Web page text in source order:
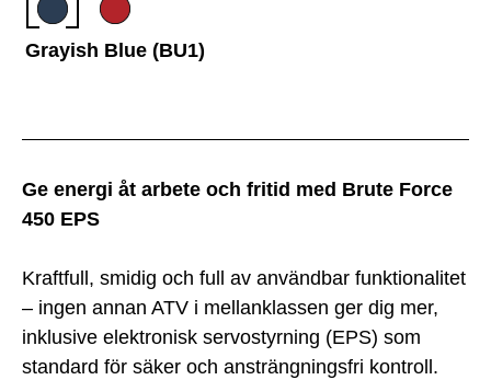
Ge energi åt arbete och fritid med Brute Force
450 EPS
Kraftfull, smidig och full av användbar funktionalitet
– ingen annan ATV i mellanklassen ger dig mer,
inklusive elektronisk servostyrning (EPS) som
standard för säker och ansträngningsfri kontroll.
Grayish Blue (BU1)